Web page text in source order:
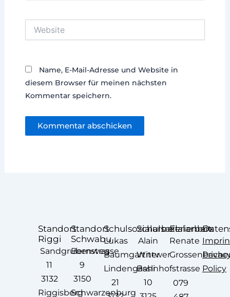
Name, E-Mail-Adresse und Website in
diesem Browser für meinen nächsten
Kommentar speichern.
Standort
Riggi
Sandgrubenweg
11
3132
Riggisberg
Standort
Schwabu
Bernstrasse
9
3150
Schwarzenburg
Schulsozialarbeit
Lukas
Baumgartner
Lindengässli
21
Schulsozialarbeit
Alain
Wittwer
Bahnhofstrasse
10
Ferienbox
Renate
079
Policy